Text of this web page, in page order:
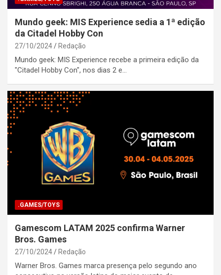
Mundo geek: MIS Experience sedia a 1ª edição
da Citadel Hobby Con
27/10/2024 Redação
Mundo geek: MIS Experience recebe a primeira edição da
"Citadel Hobby Con", nos dias 2 e…
.GAMES/TOYS
Gamescom LATAM 2025 confirma Warner
Bros. Games
27/10/2024 Redação
Warner Bros. Games marca presença pelo segundo ano